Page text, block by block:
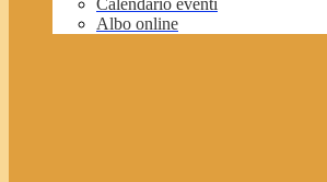
Calendario eventi
Albo online